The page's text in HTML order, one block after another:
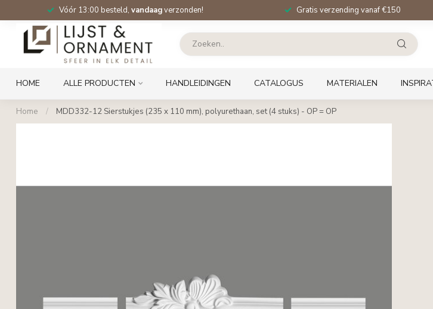
Vóór 13:00 besteld, vandaagverzonden! Gratis verzending vanaf €150
HOME ALLE PRODUCTEN HANDLEIDINGEN CATALOGUS MATERIALEN
Home / MDD332-12 Sierstukjes (235 x 110 mm), polyurethaan, set (4 stuks) - OP = OP